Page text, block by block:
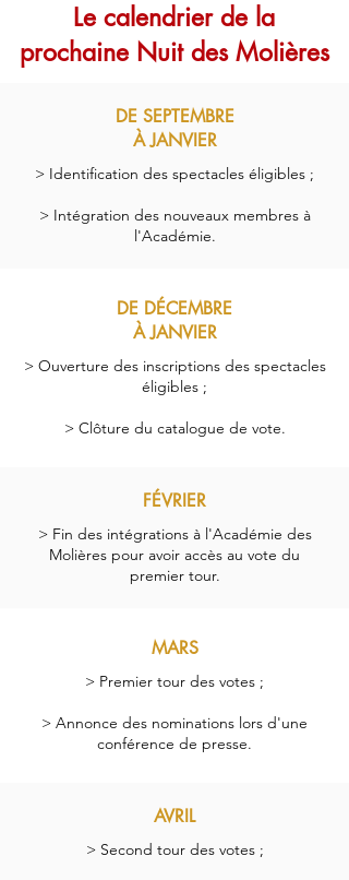
Le calendrier de la
prochaine Nuit des Molières
DE SEPTEMBRE
À JANVIER
> Identification des spectacles éligibles ;
> Intégration des nouveaux membres à
l'Académie.
DE DÉCEMBRE
À JANVIER
> Ouverture des inscriptions des spectacles
éligibles ;
> Clôture du catalogue de vote.
FÉVRIER
> Fin des intégrations à l'Académie des
Molières pour avoir accès au vote du
premier tour.
MARS
> Premier tour des votes ;
> Annonce des nominations lors d'une
conférence de presse.
AVRIL
> Second tour des votes ;